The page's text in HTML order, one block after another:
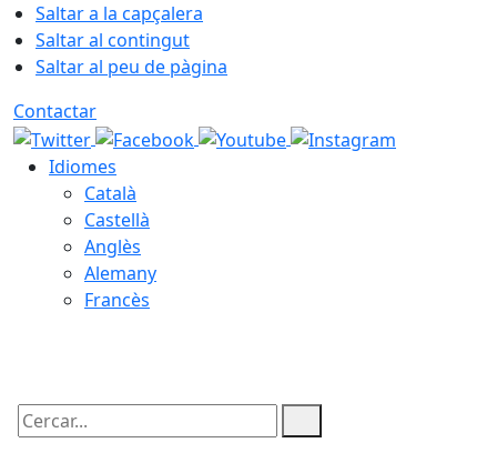
Saltar a la capçalera
Saltar al contingut
Saltar al peu de pàgina
Contactar
Idiomes
Català
Castellà
Anglès
Alemany
Francès
Cercar: